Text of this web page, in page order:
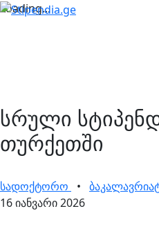
Loading...
სრული
თურქეთში
სადოქტორო •
16 იანვარი 2026